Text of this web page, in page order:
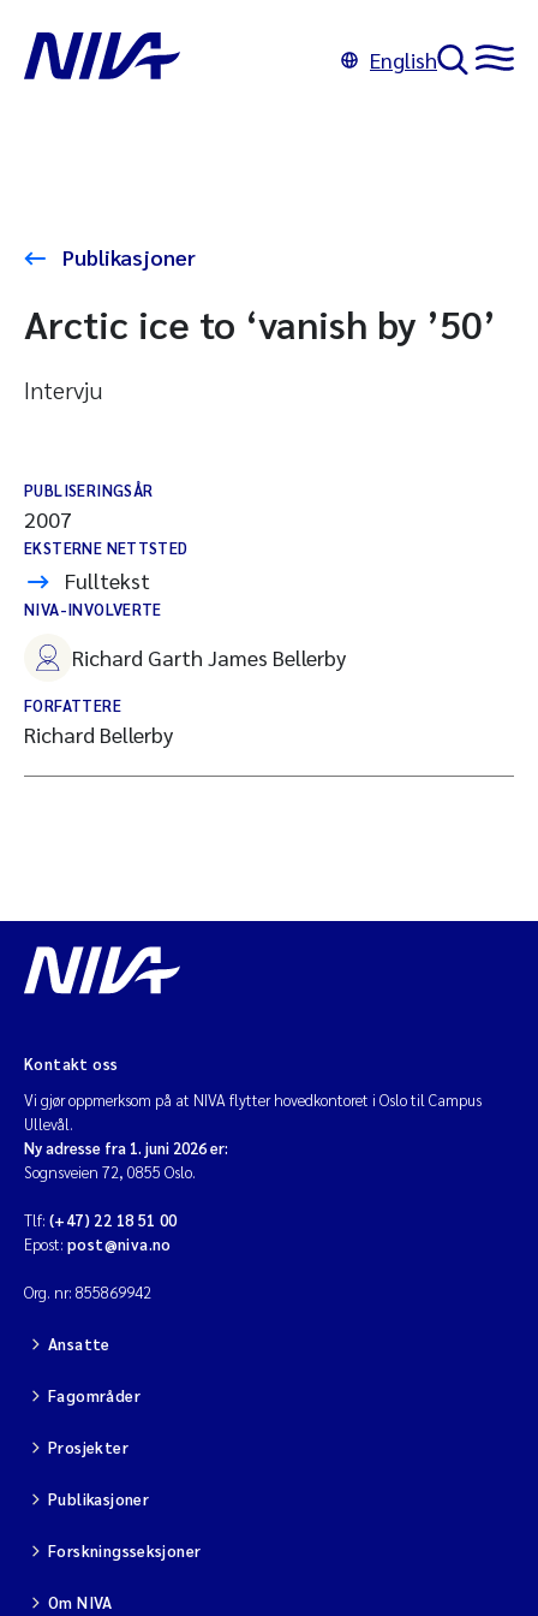
English
Publikasjoner
Arctic ice to ‘vanish by ’50’
Intervju
PUBLISERINGSÅR
2007
EKSTERNE NETTSTED
Fulltekst
NIVA-INVOLVERTE
Richard Garth James Bellerby
FORFATTERE
Richard Bellerby
Kontakt oss
Vi gjør oppmerksom på at NIVA flytter hovedkontoret i Oslo til Campus
Ullevål.
Ny adresse fra 1. juni 2026 er:
Sognsveien 72, 0855 Oslo.
Tlf: (+47) 22 18 51 00
Epost: post@niva.no
Org. nr: 855869942
Ansatte
Fagområder
Prosjekter
Publikasjoner
Forskningsseksjoner
Om NIVA